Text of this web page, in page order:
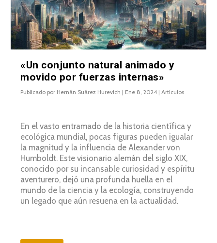
«Un conjunto natural animado y
movido por fuerzas internas»
Publicado por Hernán Suárez Hurevich | Ene 8, 2024 |Artículos
En el vasto entramado de la historia científica y
ecológica mundial, pocas figuras pueden igualar
la magnitud y la influencia de Alexander von
Humboldt. Este visionario alemán del siglo XIX,
conocido por su incansable curiosidad y espíritu
aventurero, dejó una profunda huella en el
mundo de la ciencia y la ecología, construyendo
un legado que aún resuena en la actualidad.